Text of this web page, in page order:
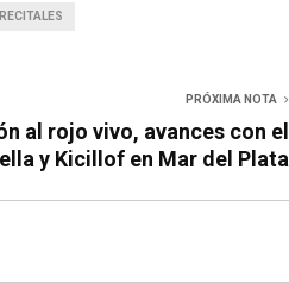
RECITALES
PRÓXIMA NOTA
al rojo vivo, avances con el
y Kicillof en Mar del Plata